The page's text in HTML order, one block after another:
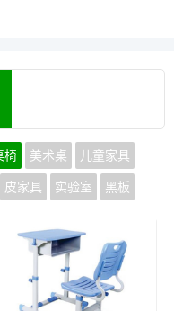
椅 美术桌 儿童家具
皮家具 实验室 黑板